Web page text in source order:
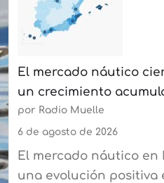
El mercado náutico
un crecimiento
por Radio Muelle
6 de agosto de 2026
El mercado náutico en
una evolución positiva